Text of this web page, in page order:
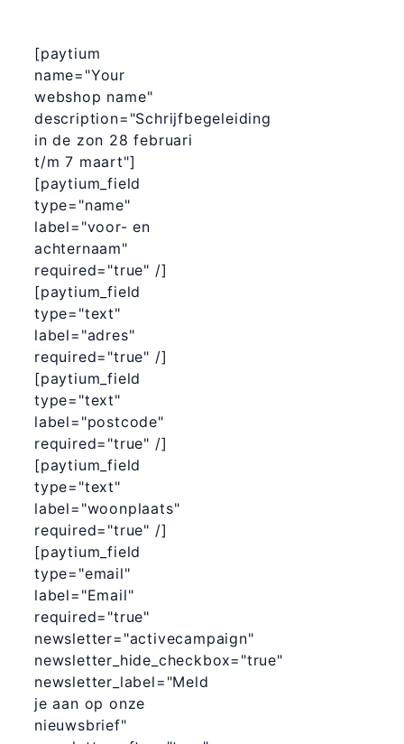
[paytium
name="Your
webshop name"
description="Schrijfbegeleiding
in de zon 28 februari
t/m 7 maart"]
[paytium_field
type="name"
label="voor- en
achternaam"
required="true" /]
[paytium_field
type="text"
label="adres"
required="true" /]
[paytium_field
type="text"
label="postcode"
required="true" /]
[paytium_field
type="text"
label="woonplaats"
required="true" /]
[paytium_field
type="email"
label="Email"
required="true"
newsletter="activecampaign"
newsletter_hide_checkbox="true"
newsletter_label="Meld
je aan op onze
nieuwsbrief"